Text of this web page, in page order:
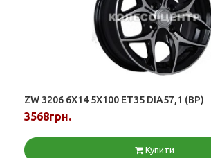
ZW 3206 6X14 5X100 ET35 DIA57,1 (BP)
3568грн.
Купити